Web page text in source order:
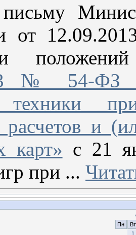
от
№ 54-ФЗ
техники
и
карт» с 21
при ...
Пн
Вт
1